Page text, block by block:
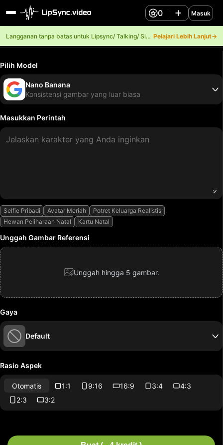
Langganan tanpa batas untuk Lipsync/ Talking/ Singing. Pelajari Lebih Lanjut→
0 Masuk
Pilih Model
Nano Banana
Konsistensi gambar yang luar biasa
Masukkan Perintah
Selfie Pribadi Avatar Meriah
Potret Keluarga Realistis
Hewan Peliharaan Natal
Kartu Natal
Unggah Gambar Referensi
Unggah hingga 5 gambar.
Gaya
Default
Rasio Aspek
Otomatis 1:1 9:16 16:9 3:4
4:3
2:3
3:2